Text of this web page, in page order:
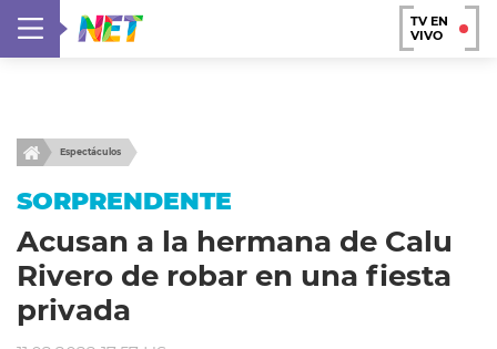
TV EN
VIVO
Espectáculos
SORPRENDENTE
Acusan a la hermana de Calu
Rivero de robar en una fiesta
privada